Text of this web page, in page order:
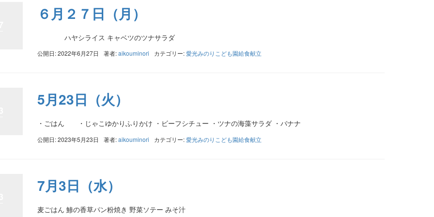
６月２７日（月）
ハヤシライス キャベツのツナサラダ
公開日: 2022年6月27日 著者:aikouminori カテゴリー:愛光みのりこども園給食献立
5月23日（火）
・ごはん ・じゃこゆかりふりかけ ・ビーフシチュー ・ツナの海藻サラダ ・バナナ
公開日: 2023年5月23日 著者:aikouminori カテゴリー:愛光みのりこども園給食献立
7月3日（水）
麦ごはん 鯵の香草パン粉焼き 野菜ソテー みそ汁